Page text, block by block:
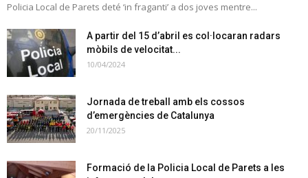
Policia Local de Parets deté ‘in fraganti’ a dos joves mentre...
A partir del 15 d’abril es col·locaran radars
mòbils de velocitat...
10/04/2024
Jornada de treball amb els cossos
d’emergències de Catalunya
20/11/2025
Formació de la Policia Local de Parets a les